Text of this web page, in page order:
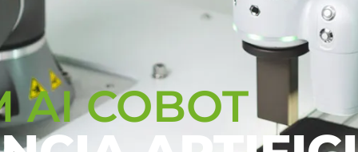
AI COBOT